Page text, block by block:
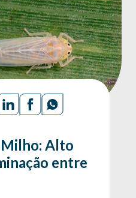
Alto
entre